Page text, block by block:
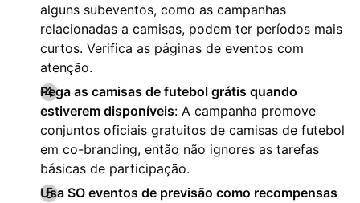
alguns subeventos, como as campanhas
relacionadas a camisas, podem ter períodos mais
curtos. Verifica as páginas de eventos com
atenção.
Pega as camisas de futebol grátis quando
estiverem disponíveis: A campanha promove
conjuntos oficiais gratuitos de camisas de futebol
em co-branding, então não ignores as tarefas
básicas de participação.
Usa SO eventos de previsão como recompensas